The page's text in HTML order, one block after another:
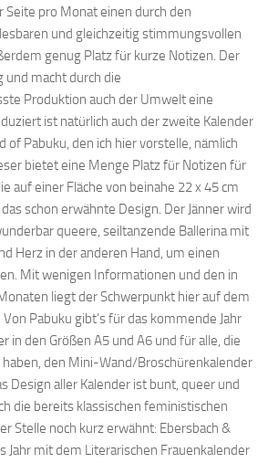
pro Monat einen durch den
und gleichzeitig stimmungsvollen
genug Platz für kurze Notizen. Der
und macht durch die
Produktion auch der Umwelt eine
ist natürlich auch der zweite Kalender
of Pabuku, den ich hier vorstelle, nämlich
bietet eine Menge Platz für Notizen für
auf einer Fläche von beinahe 22 x 45 cm
schon erwähnte Design. Der Jänner wird
queere, seiltanzende Ballerina mit
Herz in der anderen Hand, um einen
Mit wenigen Informationen und den in
liegt der Schwerpunkt hier auf dem
Pabuku gibt’s für das kommende Jahr
in den Größen A5 und A6 und für alle, die
den Mini-Wand/Broschürenkalender
Design aller Kalender ist bunt, queer und
die bereits klassischen feministischen
Stelle noch kurz erwähnt: Ebersbach &
Jahr mit dem Literarischen Frauenkalender